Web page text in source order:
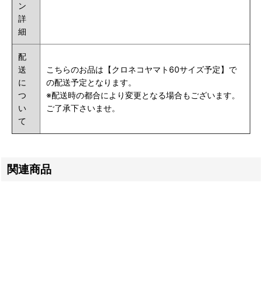
ン
詳
細
配
送
に
つ
い
て
こちらのお品は【クロネコヤマト60サイズ予定】で
の配送予定となります。
※配送時の都合により変更となる場合もございます。
ご了承下さいませ。
関連商品